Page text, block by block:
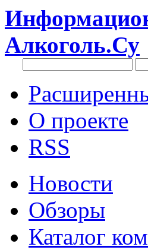
Алкоголь.Су
О проекте
RSS
Новости
Обзоры
Каталог